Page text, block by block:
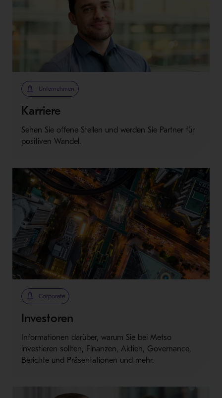
Unternehmen
Karriere
Sehen Sie offene Stellen und werden Sie Partner für
positiven Wandel.
Corporate
Investoren
Informationen darüber, warum Sie bei Metso
investieren sollten, Finanzen, Aktien, Governance,
Berichte und Präsentationen und mehr.